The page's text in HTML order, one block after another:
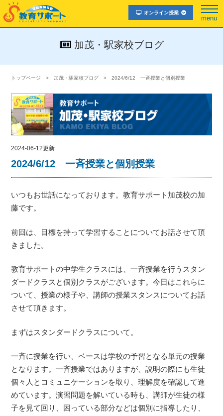
オンライン授業
menu
加茂・駅家校ブログ
トップページ 加茂・駅家校ブログ 2024/6/12 一斉授業と個別授業
2024-06-12更新
2024/6/12 一斉授業と個別授業
いつもお世話になっております。教育サポート加茂校の加
藤です。
前回は、目標を持って学習することについてお話させて頂
きました。
教育サポートの中学生クラスには、一斉授業を行うスタン
ダードクラスと個別クラスがございます。今日はこれらに
ついて、授業の様子や、講師の授業スタンスについてお話
させて頂きます。
まずはスタンダードクラスについて。
一斉に授業を行い、ベースは学校の予習となる単元の授業
となります。一斉授業ではありますが、説明の際にも生徒
個々人とコミュニケーションを取り、理解度を確認して進
めています。演習問題を解いている時も、講師が生徒の様
子を見て回り、困っている部分などは個別に指導したり、